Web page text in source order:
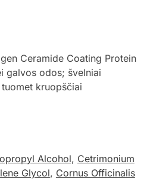
Ceramide Coating Protein
galvos odos; švelniai
kruopščiai
Alcohol, Cetrimonium
Glycol, Cornus Officinalis